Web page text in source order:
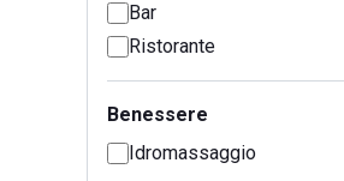
Bar
Ristorante
Benessere
Idromassaggio